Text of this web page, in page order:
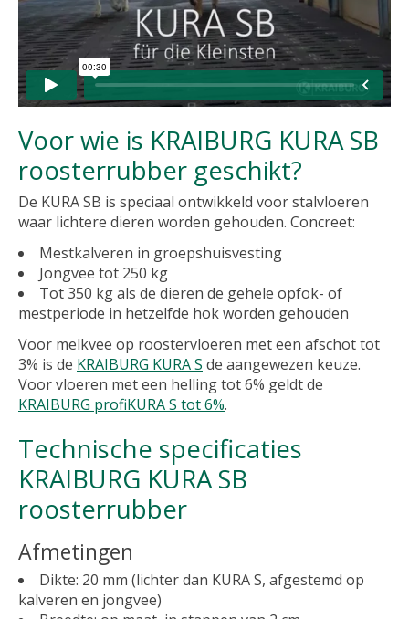
Voor wie is KRAIBURG KURA SB
roosterrubber geschikt?
De KURA SB is speciaal ontwikkeld voor stalvloeren
waar lichtere dieren worden gehouden. Concreet:
Mestkalveren in groepshuisvesting
Jongvee tot 250 kg
Tot 350 kg als de dieren de gehele opfok- of
mestperiode in hetzelfde hok worden gehouden
Voor melkvee op roostervloeren met een afschot tot
3% is de KRAIBURG KURA S de aangewezen keuze.
Voor vloeren met een helling tot 6% geldt de
KRAIBURG profiKURA S tot 6%.
Technische specificaties
KRAIBURG KURA SB
roosterrubber
Afmetingen
Dikte: 20 mm (lichter dan KURA S, afgestemd op
kalveren en jongvee)